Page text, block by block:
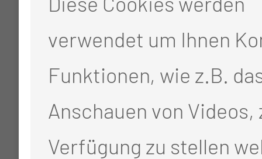
verwendet um Ihnen
Funktionen, wie z.B.
Anschauen von Videos,
Verfügung zu stellen